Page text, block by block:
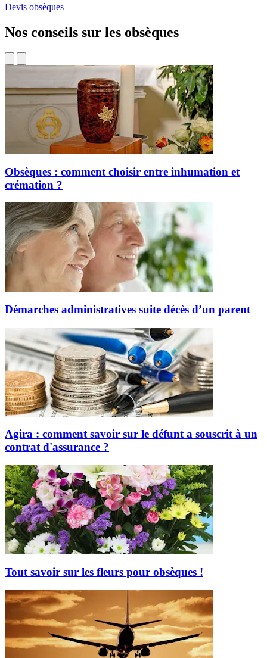
Devis obsèques
Nos conseils sur les obsèques
Obsèques : comment choisir entre inhumation et
crémation ?
Démarches administratives suite décès d’un parent
Agira : comment savoir sur le défunt a souscrit à un
contrat d'assurance ?
Tout savoir sur les fleurs pour obsèques !